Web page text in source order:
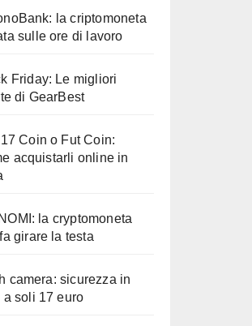
la criptomoneta
sulle ore di lavoro
Friday: Le migliori
di GearBest
Coin o Fut Coin:
acquistarli online in
la cryptomoneta
girare la testa
camera: sicurezza in
a soli 17 euro